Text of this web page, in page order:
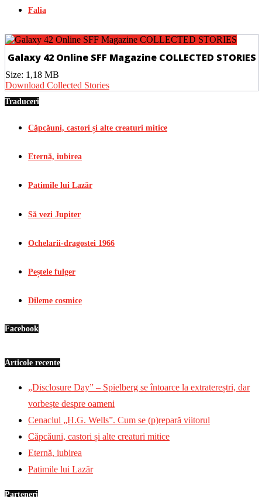
Falia
Galaxy 42 Online SFF Magazine COLLECTED STORIES
Size: 1,18 MB
Download Collected Stories
Traduceri
Căpcăuni, castori și alte creaturi mitice
Eternă, iubirea
Patimile lui Lazăr
Să vezi Jupiter
Ochelarii-dragostei 1966
Peștele fulger
Dileme cosmice
Facebook
Articole recente
„Disclosure Day” – Spielberg se întoarce la extratereștri, dar
vorbește despre oameni
Cenaclul „H.G. Wells”. Cum se (p)repară viitorul
Căpcăuni, castori și alte creaturi mitice
Eternă, iubirea
Patimile lui Lazăr
Parteneri